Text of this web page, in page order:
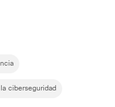
ciberseguridad